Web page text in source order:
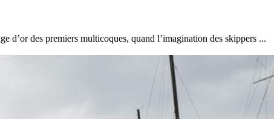
d’or des premiers multicoques, quand l’imagination des skippers ...